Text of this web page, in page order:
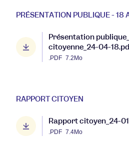
PRÉSENTATION PUBLIQUE - 18
Présentation
citoyenne_24-04-
.PDF 7.2Mo
RAPPORT CITOYEN
Rapport citoyen_24-
.PDF 7.4Mo